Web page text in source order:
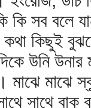
কি সব বলে
কিছুই
উনি
মাঝে মাঝে
সাথে